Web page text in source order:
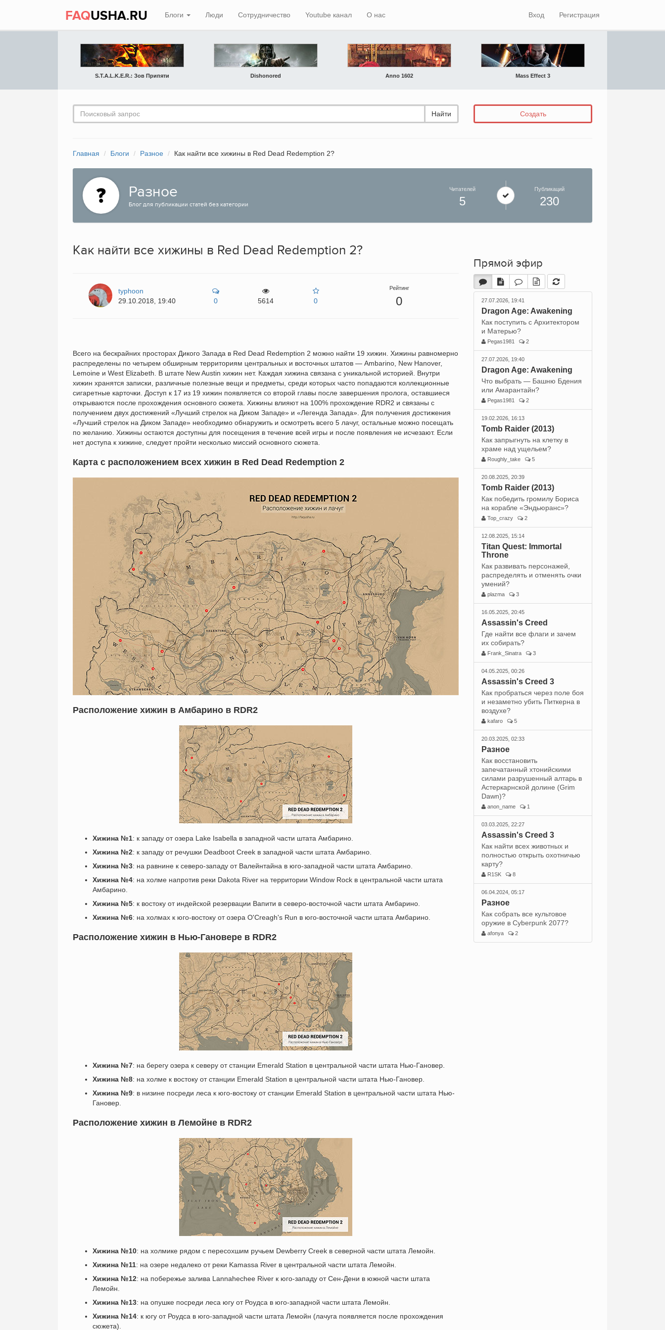
FAQUSHA.RU Блоги Люди Сотрудничество Youtube канал О нас Вход Регистрация
S.T.A.L.K.E.R.: Зов Припяти Dishonored Anno 1602 Mass Effect 3
Найти Создать
Главная Блоги Разное Как найти все хижины в Red Dead Redemption 2?
Разное
Блог для публикации статей без категории
Читателей
5
Публикаций
230
Как найти все хижины в Red Dead Redemption 2?
typhoon
29.10.2018, 19:40
0 5614 0
Рейтинг
0
Всего на бескрайних просторах Дикого Запада в Red Dead Redemption 2 можно найти 19 хижин. Хижины равномерно
распределены по четырем обширным территориям центральных и восточных штатов — Ambarino, New Hanover,
Lemoine и West Elizabeth. В штате New Austin хижин нет. Каждая хижина связана с уникальной историей. Внутри
хижин хранятся записки, различные полезные вещи и предметы, среди которых часто попадаются коллекционные
сигаретные карточки. Доступ к 17 из 19 хижин появляется со второй главы после завершения пролога, оставшиеся
открываются после прохождения основного сюжета. Хижины влияют на 100% прохождение RDR2 и связаны с
получением двух достижений «Лучший стрелок на Диком Западе» и «Легенда Запада». Для получения достижения
«Лучший стрелок на Диком Западе» необходимо обнаружить и осмотреть всего 5 лачуг, остальные можно посещать
по желанию. Хижины остаются доступны для посещения в течение всей игры и после появления не исчезают. Если
нет доступа к хижине, следует пройти несколько миссий основного сюжета.
Карта с расположением всех хижин в Red Dead Redemption 2
Расположение хижин в Амбарино в RDR2
Хижина №1: к западу от озера Lake Isabella в западной части штата Амбарино.
Хижина №2: к западу от речушки Deadboot Creek в западной части штата Амбарино.
Хижина №3: на равнине к северо-западу от Валейнтайна в юго-западной части штата Амбарино.
Хижина №4: на холме напротив реки Dakota River на территории Window Rock в центральной части штата
Амбарино.
Хижина №5: к востоку от индейской резервации Вапити в северо-восточной части штата Амбарино.
Хижина №6: на холмах к юго-востоку от озера O'Creagh's Run в юго-восточной части штата Амбарино.
Расположение хижин в Нью-Гановере в RDR2
Хижина №7: на берегу озера к северу от станции Emerald Station в центральной части штата Нью-Гановер.
Хижина №8: на холме к востоку от станции Emerald Station в центральной части штата Нью-Гановер.
Хижина №9: в низине посреди леса к юго-востоку от станции Emerald Station в центральной части штата Нью-
Гановер.
Расположение хижин в Лемойне в RDR2
Хижина №10: на холмике рядом с пересохшим ручьем Dewberry Creek в северной части штата Лемойн.
Хижина №11: на озере недалеко от реки Kamassa River в центральной части штата Лемойн.
Хижина №12: на побережье залива Lannahechee River к юго-западу от Сен-Дени в южной части штата
Лемойн.
Хижина №13: на опушке посреди леса югу от Роудса в юго-западной части штата Лемойн.
Хижина №14: к югу от Роудса в юго-западной части штата Лемойн (лачуга появляется после прохождения
сюжета).
Прямой эфир
27.07.2026, 19:41
Dragon Age: Awakening
Как поступить с Архитектором
и Матерью?
Pegas1981 2
27.07.2026, 19:40
Dragon Age: Awakening
Что выбрать — Башню Бдения
или Амарантайн?
Pegas1981 2
19.02.2026, 16:13
Tomb Raider (2013)
Как запрыгнуть на клетку в
храме над ущельем?
Roughly_take 5
20.08.2025, 20:39
Tomb Raider (2013)
Как победить громилу Бориса
на корабле «Эндьюранс»?
Top_crazy 2
12.08.2025, 15:14
Titan Quest: Immortal
Throne
Как развивать персонажей,
распределять и отменять очки
умений?
plazma 3
16.05.2025, 20:45
Assassin's Creed
Где найти все флаги и зачем
их собирать?
Frank_Sinatra 3
04.05.2025, 00:26
Assassin's Creed 3
Как пробраться через поле боя
и незаметно убить Питкерна в
воздухе?
kafaro 5
20.03.2025, 02:33
Разное
Как восстановить
запечатанный хтонийскими
силами разрушенный алтарь в
Астеркарнской долине (Grim
Dawn)?
anon_name 1
03.03.2025, 22:27
Assassin's Creed 3
Как найти всех животных и
полностью открыть охотничью
карту?
R1SK 8
06.04.2024, 05:17
Разное
Как собрать все культовое
оружие в Cyberpunk 2077?
afonya 2